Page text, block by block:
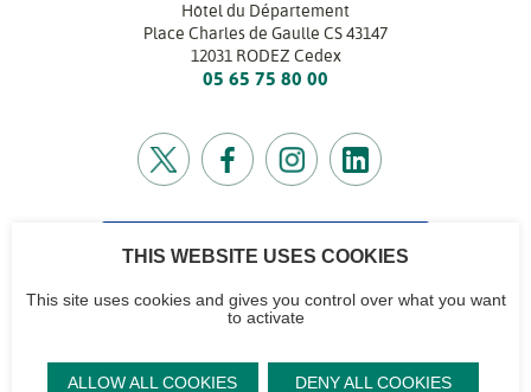
Hôtel du Département
Place Charles de Gaulle CS 43147
12031 RODEZ Cedex
05 65 75 80 00
CONTACTEZ-NOUS
Contactez-nous
Accéder à notre
Mentions
Plan du site
THIS WEBSITE USES COOKIES
This site uses cookies and gives you control over what you want
to activate
ALLOW ALL COOKIES DENY ALL COOKIES